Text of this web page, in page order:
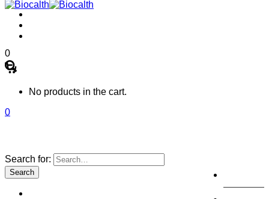
0
No products in the cart.
0
Search for: